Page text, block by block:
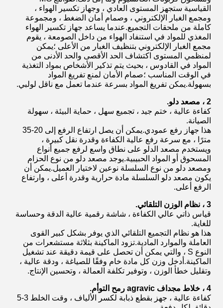
القياسية ستجهز المستوى العادي ، وجهاز تكسير الهواء ،
ومجمع الغبار الإلكتروني ، وصمام أمان الضغط ، ومجموعة
كاملة من ملحقات التجميع.عندما يساعد جهاز تكسير الهواء
المغذي للمواد في استنفاد الهواء من داخل الصومعة ، يقوم
مجمع الغبار الإلكتروني بتنظيف الغبار من الأعلى ؛يمكن
لمنظمي المستوى اكتشاف الحد الأقصى والحد الأدنى من
المواد في القادوس ، بحيث يتم تذكير الأشخاص بمواد التغذية
في الوقت المناسب ؛صمام الأمان لمنع تفريغ المواد
بسهولة.يمكن تفريغ المواد بسرعة عندما تعمل مع ناقل لولبي.
2 ، مصعد دلو.
كفاءة عالية ، ختم جيد ، تجميع سهل ، حماية البيئة ، سهولة
الصيانة.
هذا جهاز رفع عمودي.يمكن أن يصل ارتفاع الرفع إلى 20-35
مترًا ، مع سرعة رفع عالية الكفاءة وقدرة نقل كبيرة ،
ويستخدم مصعد الدلو على نطاق واسع لرفع جميع أنواع
المسحوق أو المواد الحبيبية.يوجد مصعد دلو من نوع الحزام
ومصعد دلو من نوع السلسلة نوعين لاختيار العميل.يمكن أن
يكون مصعد دلو السلسلة مادة حرارية وقدرة أعلى ، وارتفاع
الرفع أعلى.
3 ، نظام الوزن التلقائي.
قياس ذاتي عالي الكفاءة ، شاشة رقمية عالية الدقة وحساسة
للغاية.
هذا هو نظام التجميع التلقائي الذي يوفر بشكل كبير القوى
العاملة والموارد المادية.تزود الماكينة بثلاثة مستشعرات من
النوع S ، والتي يمكن أن تحصل على قيمة دقيقة عند تشغيل
الماكينة.أدخل وزن كل مادة خام وفقًا للصياغة ، ودقة عالية ،
وتقليل خطأ الوزن ، وتوفير تكلفة العمالة ، وتحسين الإنتاج.
4 ، خلاط مجداف agravic رمح التوأم.
كفاءة عالية ، جهز بقطع ذبابة لكسر الألياف ، وقت الخلط 3-5